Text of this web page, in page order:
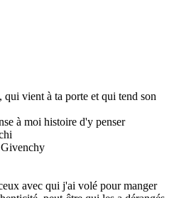
qui vient à ta porte et qui tend son
à moi histoire d'y penser
avec qui j'ai volé pour manger